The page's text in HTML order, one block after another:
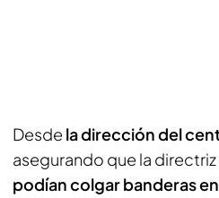
Desde la dirección del
asegurando que la directriz
podían colgar banderas